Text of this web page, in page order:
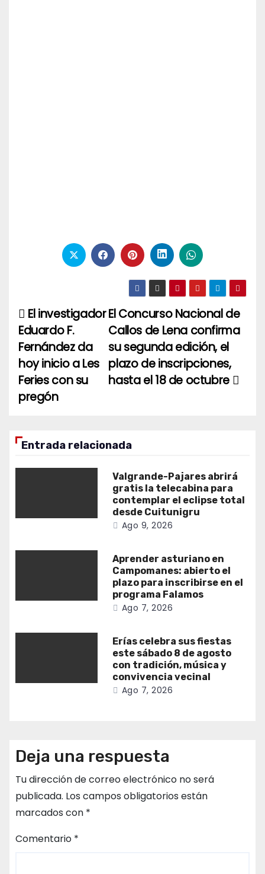
Navegación
de
entradas
El Concurso Nacional de
Callos de Lena confirma
su segunda edición, el
plazo de inscripciones,
hasta el 18 de octubre
El investigador
Eduardo F.
Fernández da
hoy inicio a Les
Feries con su
pregón
Entrada relacionada
Valgrande-Pajares abrirá
gratis la telecabina para
contemplar el eclipse total
desde Cuitunigru
Ago 9, 2026
Aprender asturiano en
Campomanes: abierto el
plazo para inscribirse en el
programa Falamos
Ago 7, 2026
Erías celebra sus fiestas
este sábado 8 de agosto
con tradición, música y
convivencia vecinal
Ago 7, 2026
Deja una respuesta
Tu dirección de correo electrónico no será
publicada. Los campos obligatorios están
marcados con *
Comentario *